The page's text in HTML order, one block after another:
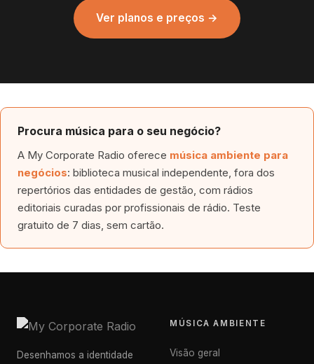
Ver planos e preços →
Procura música para o seu negócio?
A My Corporate Radio oferece música ambiente para
negócios: biblioteca musical independente, fora dos
repertórios das entidades de gestão, com rádios
editoriais curadas por profissionais de rádio. Teste
gratuito de 7 dias, sem cartão.
Desenhamos a identidade
MÚSICA AMBIENTE
Visão geral